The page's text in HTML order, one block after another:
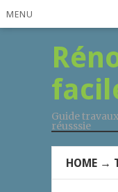
MENU
Guide
réusssie
HOME →